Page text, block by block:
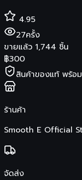
4.95
27ครั้ง
ขายแล้ว 1,744 ชิ้น
฿300
สินค้าของแท้ พร้อ
ร้านค้า
Smooth E Official
จัดส่ง